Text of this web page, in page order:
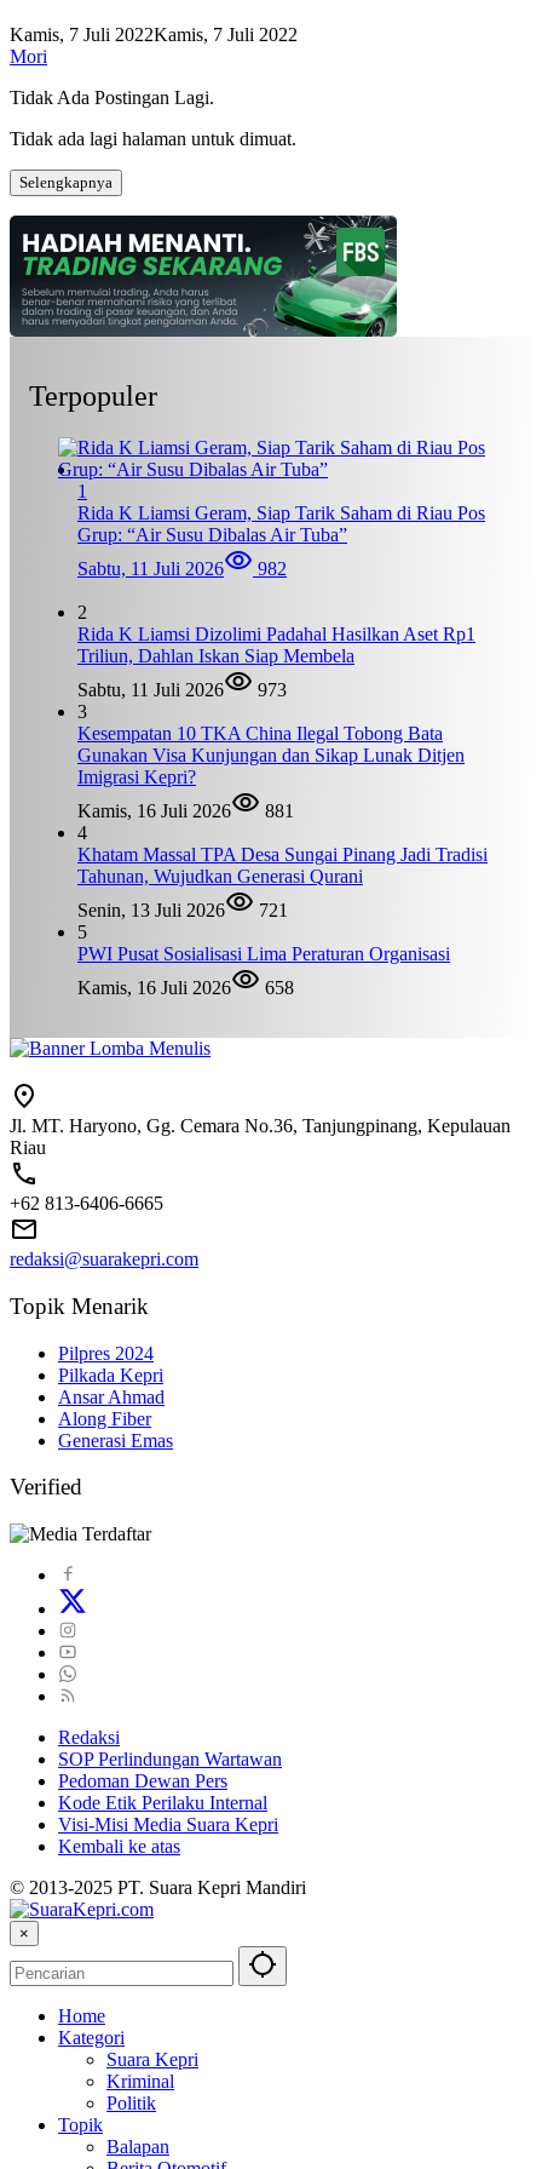
Kamis, 7 Juli 2022Kamis, 7 Juli 2022
Mori
Tidak Ada Postingan Lagi.
Tidak ada lagi halaman untuk dimuat.
Selengkapnya
Terpopuler
1
Rida K Liamsi Geram, Siap Tarik Saham di Riau Pos
Grup: “Air Susu Dibalas Air Tuba”
Sabtu, 11 Juli 2026
982
2
Rida K Liamsi Dizolimi Padahal Hasilkan Aset Rp1
Triliun, Dahlan Iskan Siap Membela
Sabtu, 11 Juli 2026
973
3
Kesempatan 10 TKA China Ilegal Tobong Bata
Gunakan Visa Kunjungan dan Sikap Lunak Ditjen
Imigrasi Kepri?
Kamis, 16 Juli 2026
881
4
Khatam Massal TPA Desa Sungai Pinang Jadi Tradisi
Tahunan, Wujudkan Generasi Qurani
Senin, 13 Juli 2026
721
5
PWI Pusat Sosialisasi Lima Peraturan Organisasi
Kamis, 16 Juli 2026
658
Jl. MT. Haryono, Gg. Cemara No.36, Tanjungpinang, Kepulauan
Riau
+62 813-6406-6665
redaksi@suarakepri.com
Topik Menarik
Pilpres 2024
Pilkada Kepri
Ansar Ahmad
Along Fiber
Generasi Emas
Verified
Redaksi
SOP Perlindungan Wartawan
Pedoman Dewan Pers
Kode Etik Perilaku Internal
Visi-Misi Media Suara Kepri
Kembali ke atas
© 2013-2025 PT. Suara Kepri Mandiri
×
Home
Kategori
Suara Kepri
Kriminal
Politik
Topik
Balapan